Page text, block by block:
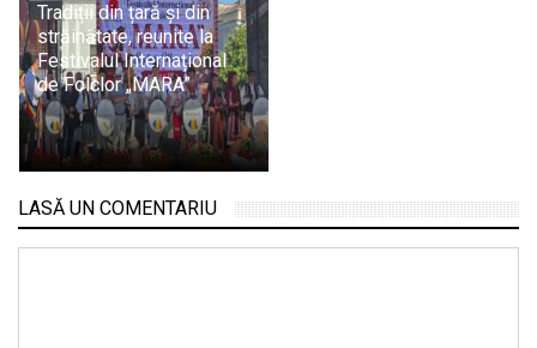
Tradiții din țară și din
străinătate, reunite la
Festivalul Internațional
de Folclor „MARA”
LASĂ UN COMENTARIU